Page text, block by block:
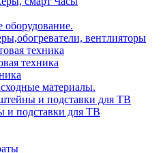
оборудование.
вентлияторы
техника
техника
материалы.
и подставки для ТВ
и подставки для ТВ